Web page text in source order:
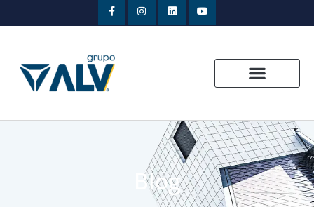
Blog